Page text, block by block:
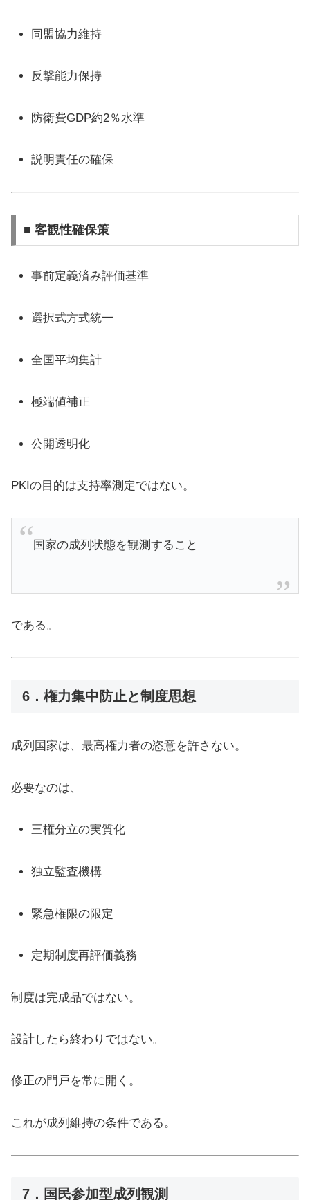
同盟協力維持
反撃能力保持
防衛費GDP約2％水準
説明責任の確保
■ 客観性確保策
事前定義済み評価基準
選択式方式統一
全国平均集計
極端値補正
公開透明化
PKIの目的は支持率測定ではない。
国家の成列状態を観測すること
である。
6．権力集中防止と制度思想
成列国家は、最高権力者の恣意を許さない。
必要なのは、
三権分立の実質化
独立監査機構
緊急権限の限定
定期制度再評価義務
制度は完成品ではない。
設計したら終わりではない。
修正の門戸を常に開く。
これが成列維持の条件である。
7．国民参加型成列観測